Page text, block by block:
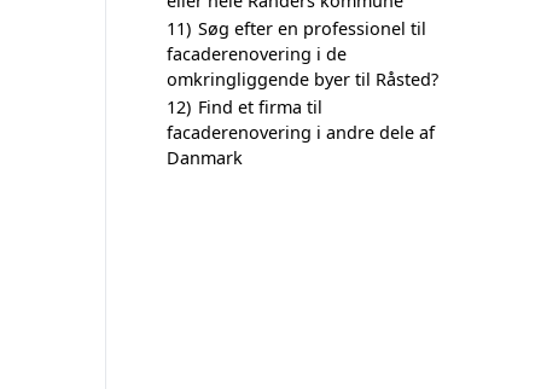
11) Søg efter en professionel til
facaderenovering i de
omkringliggende byer til Råsted?
12) Find et firma til
facaderenovering i andre dele af
Danmark